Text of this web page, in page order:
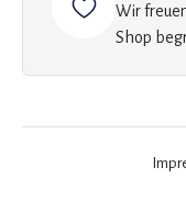
Wir
Shop